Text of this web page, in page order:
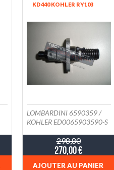
KD440 KOHLER RY103
- 35331 STANADYNE -
LOMBARDINI 6590359 /
KOHLER ED0065903590-S
298,80
270,00 €
AJOUTER AU PANIER